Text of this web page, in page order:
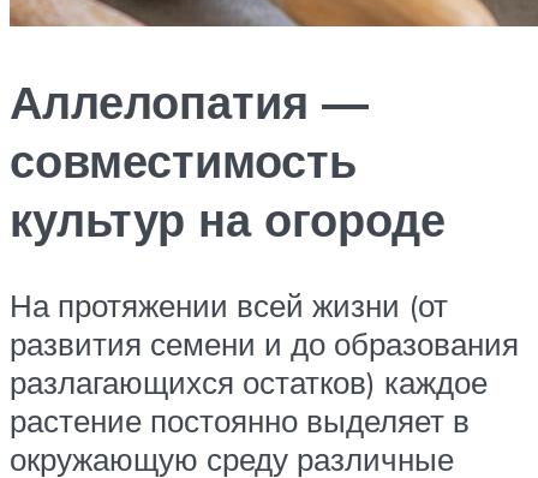
Аллелопатия —
совместимость
культур на огороде
На протяжении всей жизни (от
развития семени и до образования
разлагающихся остатков) каждое
растение постоянно выделяет в
окружающую среду различные